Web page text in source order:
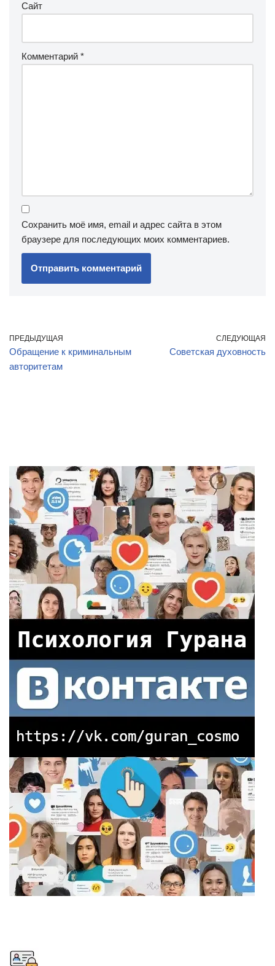
Сайт
Комментарий *
Сохранить моё имя, email и адрес сайта в этом
браузере для последующих моих комментариев.
ПРЕДЫДУЩАЯ
Обращение к криминальным
авторитетам
СЛЕДУЮЩАЯ
Советская духовность